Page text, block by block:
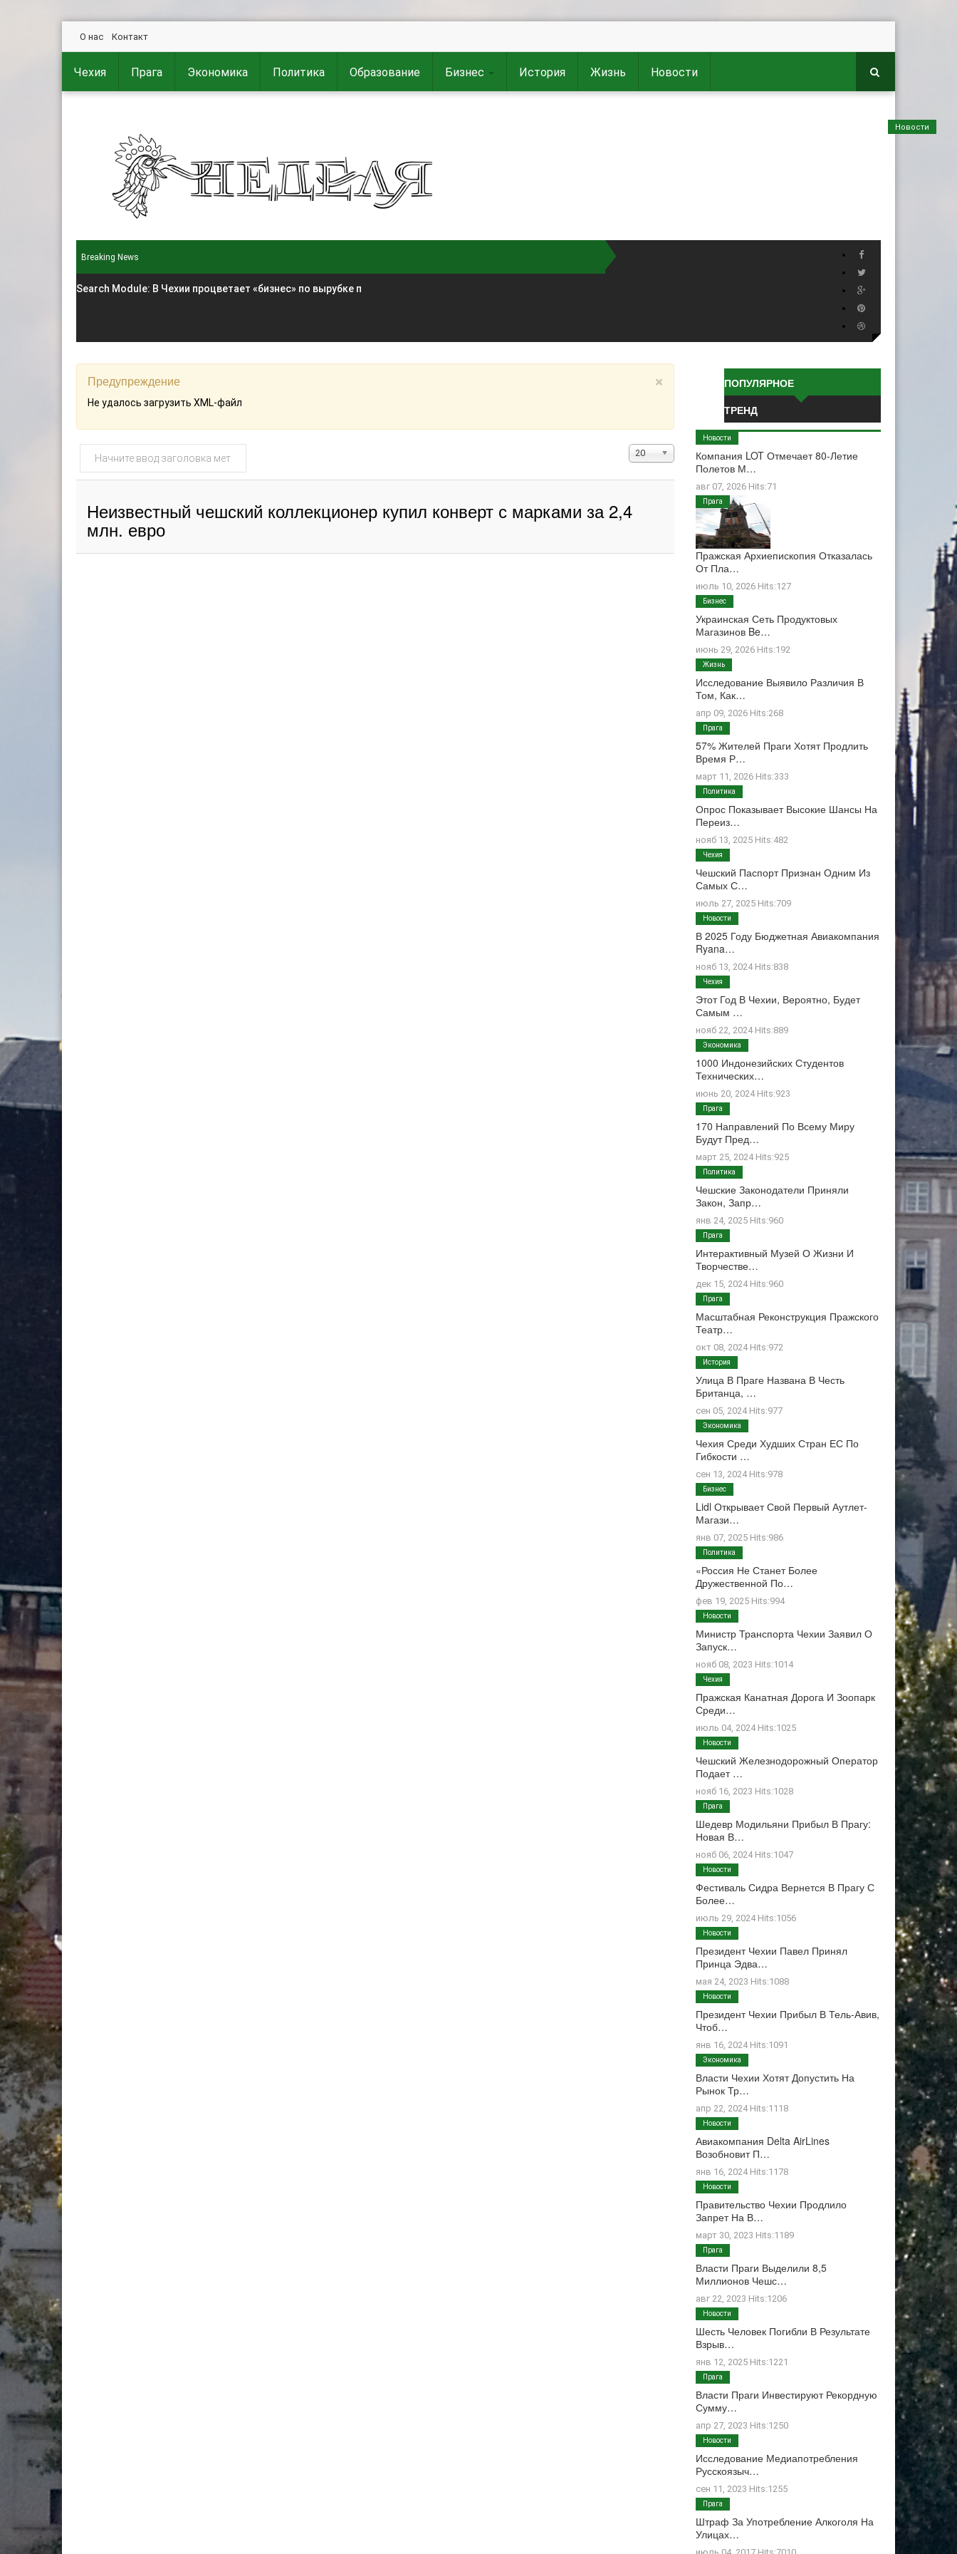
О нас Контакт
Чехия Прага Экономика Политика Образование Бизнес История Жизнь Новости
Новости
Breaking News
Search Module: В Чехии процветает «бизнес» по вырубке п
×
Предупреждение
Не удалось загрузить XML-файл
Начните
ввод
метки
Кол-
20
Неизвестный чешский коллекционер купил конверт с марками за 2,4
млн. евро
ПОПУЛЯРНОЕ
ТРЕНД
Компания LOT Отмечает 80-Летие
Полетов М…
авг 07, 2026 Hits:71
Новости
Пражская Архиепископия Отказалась
От Пла…
июль 10, 2026 Hits:127
Прага
Украинская Сеть Продуктовых
Магазинов Be…
июнь 29, 2026 Hits:192
Бизнес
Исследование Выявило Различия В
Том, Как…
апр 09, 2026 Hits:268
Жизнь
57% Жителей Праги Хотят Продлить
Время Р…
март 11, 2026 Hits:333
Прага
Опрос Показывает Высокие Шансы На
Переиз…
нояб 13, 2025 Hits:482
Политика
Чешский Паспорт Признан Одним Из
Самых С…
июль 27, 2025 Hits:709
Чехия
В 2025 Году Бюджетная Авиакомпания
Ryana…
нояб 13, 2024 Hits:838
Новости
Этот Год В Чехии, Вероятно, Будет
Самым …
нояб 22, 2024 Hits:889
Чехия
1000 Индонезийских Студентов
Технических…
июнь 20, 2024 Hits:923
Экономика
170 Направлений По Всему Миру
Будут Пред…
март 25, 2024 Hits:925
Прага
Чешские Законодатели Приняли
Закон, Запр…
янв 24, 2025 Hits:960
Политика
Интерактивный Музей О Жизни И
Творчестве…
дек 15, 2024 Hits:960
Прага
Масштабная Реконструкция Пражского
Театр…
окт 08, 2024 Hits:972
Прага
Улица В Праге Названа В Честь
Британца, …
сен 05, 2024 Hits:977
История
Чехия Среди Худших Стран ЕС По
Гибкости …
сен 13, 2024 Hits:978
Экономика
Lidl Открывает Свой Первый Аутлет-
Магази…
янв 07, 2025 Hits:986
Бизнес
«Россия Не Станет Более
Дружественной По…
фев 19, 2025 Hits:994
Политика
Министр Транспорта Чехии Заявил О
Запуск…
нояб 08, 2023 Hits:1014
Новости
Пражская Канатная Дорога И Зоопарк
Среди…
июль 04, 2024 Hits:1025
Чехия
Чешский Железнодорожный Оператор
Подает …
нояб 16, 2023 Hits:1028
Новости
Шедевр Модильяни Прибыл В Прагу:
Новая В…
нояб 06, 2024 Hits:1047
Прага
Фестиваль Сидра Вернется В Прагу С
Более…
июль 29, 2024 Hits:1056
Новости
Президент Чехии Павел Принял
Принца Эдва…
мая 24, 2023 Hits:1088
Новости
Президент Чехии Прибыл В Тель-Авив,
Чтоб…
янв 16, 2024 Hits:1091
Новости
Власти Чехии Хотят Допустить На
Рынок Тр…
апр 22, 2024 Hits:1118
Экономика
Авиакомпания Delta AirLines
Возобновит П…
янв 16, 2024 Hits:1178
Новости
Правительство Чехии Продлило
Запрет На В…
март 30, 2023 Hits:1189
Новости
Власти Праги Выделили 8,5
Миллионов Чешс…
авг 22, 2023 Hits:1206
Прага
Шесть Человек Погибли В Результате
Взрыв…
янв 12, 2025 Hits:1221
Новости
Власти Праги Инвестируют Рекордную
Сумму…
апр 27, 2023 Hits:1250
Прага
Исследование Медиапотребления
Русскоязыч…
сен 11, 2023 Hits:1255
Новости
Штраф За Употребление Алкоголя На
Улицах…
Прага